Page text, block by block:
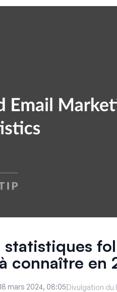
statistiques
connaître en
18 mars 2024, 08:05Divulgation du